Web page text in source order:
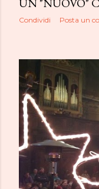
UN "NUOVO"
Condividi Posta un